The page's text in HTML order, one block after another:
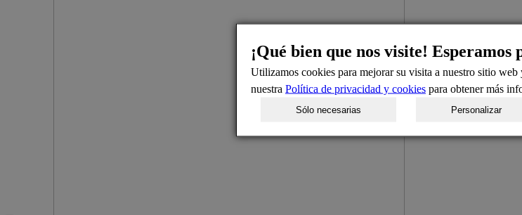
¡Qué bien que nos visite! Esperamos
Utilizamos cookies para mejorar su visita a nuestro sitio
nuestra Política de privacidad y cookies para obtener más
Sólo necesarias Personalizar